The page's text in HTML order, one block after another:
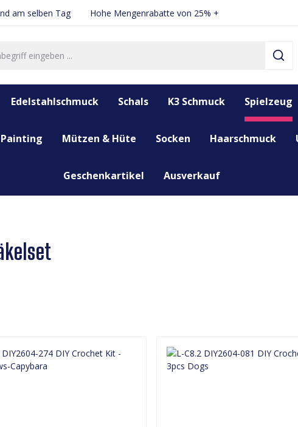
am selben Tag Hohe Mengenrabatte von 25% +
Edelstahlschmuck Schals K3 Schmuck Spielzeug
Mützen & Hüte Socken Haarschmuck
Geschenkartikel Ausverkauf